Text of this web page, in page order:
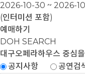
2026-10-30 ~ 2026-
(인터미션 포함)
예매하기
DOH SEARCH
대구오페라하우스 중심
공지사항
공연검